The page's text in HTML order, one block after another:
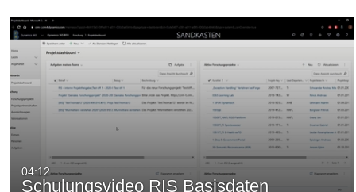
04:12
Schulungsvideo RIS Basisdaten